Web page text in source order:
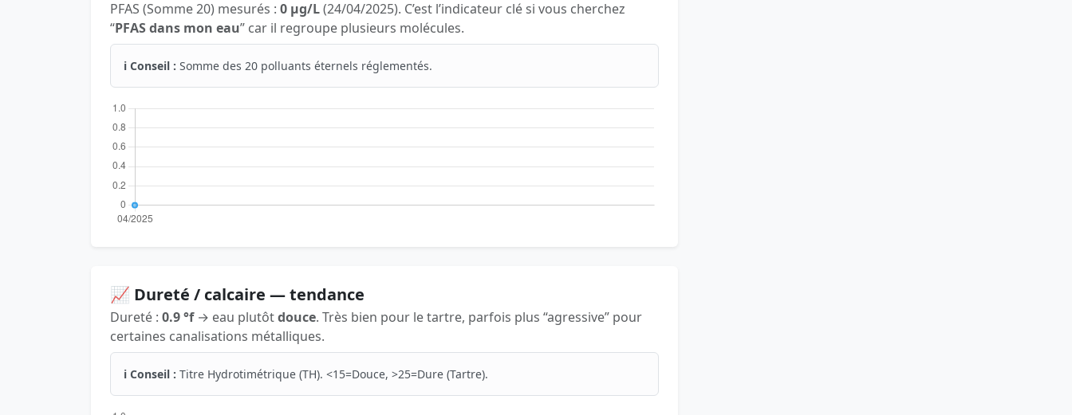
PFAS (Somme 20) mesurés : 0 µg/L(24/04/2025). C’est l’indicateur clé si vous cherchez
“PFAS dans mon eau” car il regroupe plusieurs molécules.
ℹ️ Conseil : Somme des 20 polluants éternels réglementés.
📈 Dureté / calcaire — tendance
Dureté : 0.9 °f→ eau plutôtdouce. Très bien pour le tartre, parfois plus “agressive” pour
certaines canalisations métalliques.
ℹ️ Conseil : Titre Hydrotimétrique (TH). <15=Douce, >25=Dure (Tartre).